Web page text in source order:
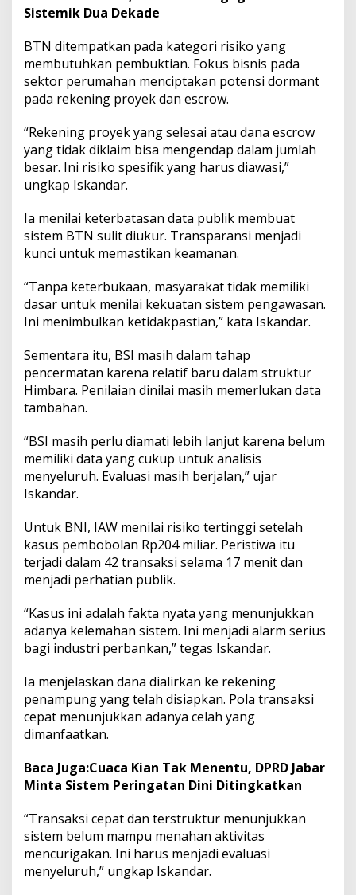
Sistemik Dua Dekade
BTN ditempatkan pada kategori risiko yang
membutuhkan pembuktian. Fokus bisnis pada
sektor perumahan menciptakan potensi dormant
pada rekening proyek dan escrow.
“Rekening proyek yang selesai atau dana escrow
yang tidak diklaim bisa mengendap dalam jumlah
besar. Ini risiko spesifik yang harus diawasi,”
ungkap Iskandar.
Ia menilai keterbatasan data publik membuat
sistem BTN sulit diukur. Transparansi menjadi
kunci untuk memastikan keamanan.
“Tanpa keterbukaan, masyarakat tidak memiliki
dasar untuk menilai kekuatan sistem pengawasan.
Ini menimbulkan ketidakpastian,” kata Iskandar.
Sementara itu, BSI masih dalam tahap
pencermatan karena relatif baru dalam struktur
Himbara. Penilaian dinilai masih memerlukan data
tambahan.
“BSI masih perlu diamati lebih lanjut karena belum
memiliki data yang cukup untuk analisis
menyeluruh. Evaluasi masih berjalan,” ujar
Iskandar.
Untuk BNI, IAW menilai risiko tertinggi setelah
kasus pembobolan Rp204 miliar. Peristiwa itu
terjadi dalam 42 transaksi selama 17 menit dan
menjadi perhatian publik.
“Kasus ini adalah fakta nyata yang menunjukkan
adanya kelemahan sistem. Ini menjadi alarm serius
bagi industri perbankan,” tegas Iskandar.
Ia menjelaskan dana dialirkan ke rekening
penampung yang telah disiapkan. Pola transaksi
cepat menunjukkan adanya celah yang
dimanfaatkan.
Baca Juga:Cuaca Kian Tak Menentu, DPRD Jabar
Minta Sistem Peringatan Dini Ditingkatkan
“Transaksi cepat dan terstruktur menunjukkan
sistem belum mampu menahan aktivitas
mencurigakan. Ini harus menjadi evaluasi
menyeluruh,” ungkap Iskandar.